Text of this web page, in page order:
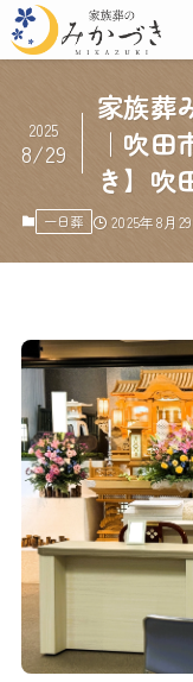
家族葬
｜吹
き】吹
2025
8/29
一日葬 2025年8月